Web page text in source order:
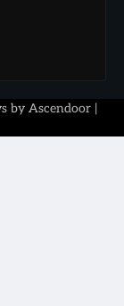
by Ascendoor|